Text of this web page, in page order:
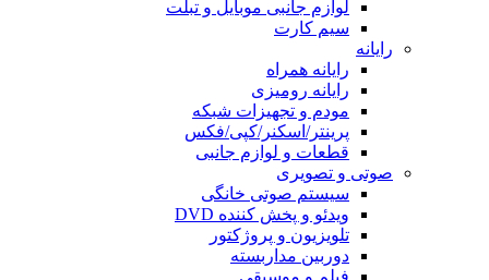
لوازم جانبی موبایل و تبلت
سیم کارت
رایانه
رایانه همراه
رایانه رومیزی
مودم و تجهیزات شبکه
پرینتر/اسکنر/کپی/فکس
قطعات و لوازم جانبی
صوتی و تصویری
سیستم صوتی خانگی
ویدئو و پخش کننده DVD
تلویزیون و پروژکتور
دوربین مداربسته